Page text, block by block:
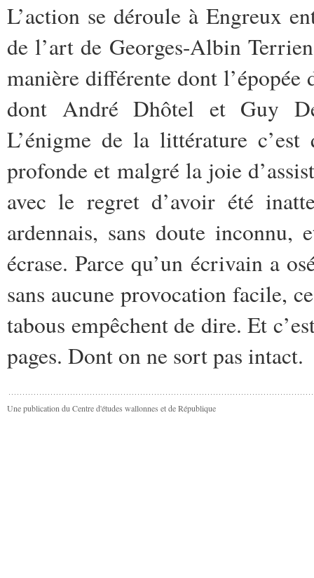
L’action se déroule à Engreux
de l’art de Georges-Albin
manière différente dont
dont André Dhôtel et Guy
L’énigme de la littérature
profonde et malgré la joie
avec le regret d’avoir été
ardennais, sans doute
écrase. Parce qu’un écrivain a
sans aucune provocation facile,
tabous empêchent de dire. Et
pages. Dont on ne sort pas intact.
Une publication du Centre d'études wallonnes et de République